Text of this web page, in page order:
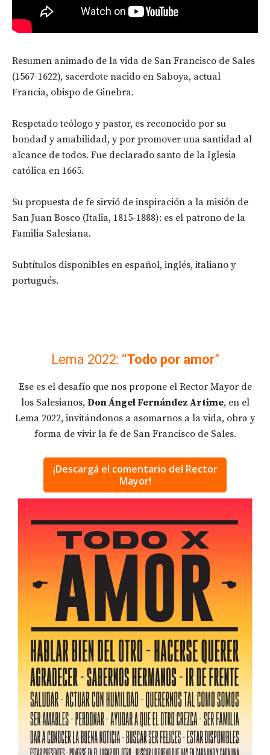
Resumen animado de la vida de San Francisco de Sales
(1567-1622), sacerdote nacido en Saboya, actual
Francia, obispo de Ginebra.
Respetado teólogo y pastor, es reconocido por su
bondad y amabilidad, y por promover una santidad al
alcance de todos. Fue declarado santo de la Iglesia
católica en 1665.
Su propuesta de fe sirvió de inspiración a la misión de
San Juan Bosco (Italia, 1815-1888): es el patrono de la
Familia Salesiana.
Subtítulos disponibles en español, inglés, italiano y
portugués.
Lema 2022: “Todo por amor”
Ese es el desafío que nos propone el Rector Mayor de
los Salesianos, Don Ángel Fernández Artime, en el
Lema 2022, invitándonos a asomarnos a la vida, obra y
forma de vivir la fe de San Francisco de Sales.
¡Descargá el comentario del Rector
Mayor!